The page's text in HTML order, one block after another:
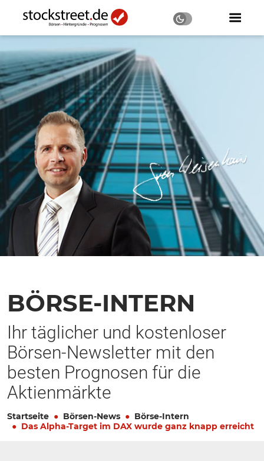
BÖRSE-INTERN
Ihr täglicher und kostenloser
Börsen-Newsletter mit den
besten Prognosen für die
Aktienmärkte
Startseite Börsen-News
Börse-Intern
Das Alpha-Target im DAX wurde ganz knapp erreicht